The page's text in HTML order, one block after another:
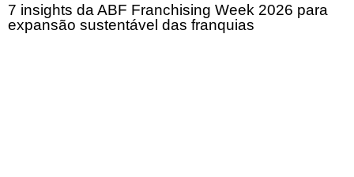
7 insights da ABF Franchising Week 2026 para
expansão sustentável das franquias